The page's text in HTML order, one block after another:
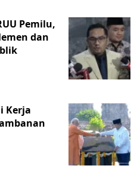
Pemilu,
dan
Kerja